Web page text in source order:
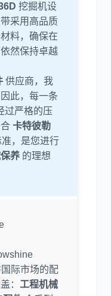
依维柯
挖掘机设
采用高品质
料，确保在
然保持卓越
供应商，我
此，每一条
过严格的压
卡特彼勒
，是您进行
养 的理想
际市场的配
： 工程机械